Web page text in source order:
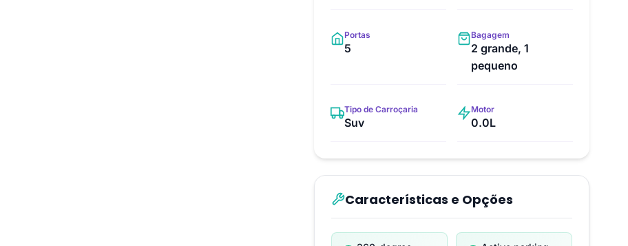
Portas
5
Bagagem
2 grande, 1
pequeno
Tipo de Carroçaria
Suv
Motor
0.0L
Características e Opções